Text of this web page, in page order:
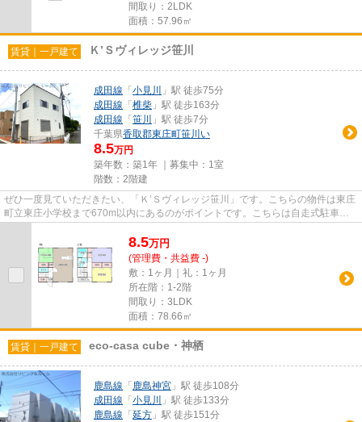
間取り：2LDK
面積：57.96㎡
賃貸｜一戸建て Ｋ’Ｓヴィレッジ笹川
成田線 「 小見川
」駅 徒歩75分
成田線 「 椎柴 」駅 徒歩163分
成田線 「 笹川
」駅 徒歩7分
千葉県香取郡東庄町笹川い
8.5万円
築年数：築1年 ｜募集中： 1室
階数：2階建
ぜひ一度見ていただきたい、「Ｋ’Ｓヴィレッジ笹川」です。こちらの物件は東庄
町立東庄小学校まで670m以内にあるのがポイントです。こちらは自走式駐車場
8.5万円
(管理費・共益費 -)
敷：1ヶ月｜礼：1ヶ月
所在階：1-2階
間取り：3LDK
面積：78.66㎡
賃貸｜一戸建て eco-casa cube・神栖
鹿島線 「 鹿島神宮 」駅 徒歩108分
成田線 「 小見川
」駅 徒歩133分
鹿島線 「 延方 」駅 徒歩151分